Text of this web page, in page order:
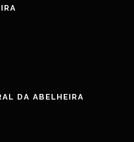
DA ABELHEIRA